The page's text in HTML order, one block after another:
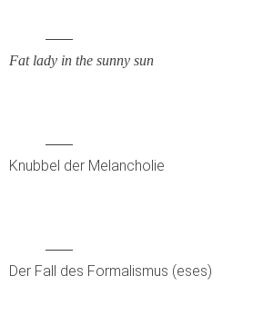
Fat lady in the sunny sun
Knubbel der Melancholie
Der Fall des Formalismus (eses)